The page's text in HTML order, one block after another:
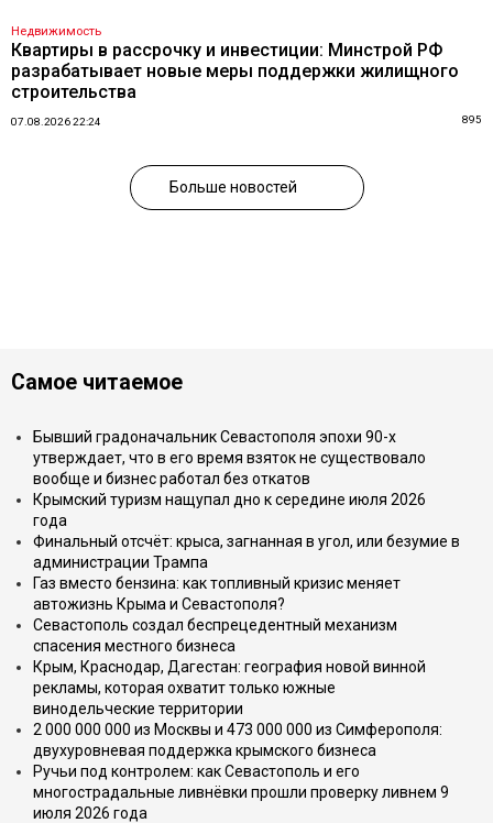
Недвижимость
Квартиры в рассрочку и инвестиции: Минстрой РФ
разрабатывает новые меры поддержки жилищного
строительства
07.08.2026 22:24 895
Больше новостей
Самое читаемое
Бывший градоначальник Севастополя эпохи 90-х
утверждает, что в его время взяток не существовало
вообще и бизнес работал без откатов
Крымский туризм нащупал дно к середине июля 2026
года
Финальный отсчёт: крыса, загнанная в угол, или безумие в
администрации Трампа
Газ вместо бензина: как топливный кризис меняет
автожизнь Крыма и Севастополя?
Севастополь создал беспрецедентный механизм
спасения местного бизнеса
Крым, Краснодар, Дагестан: география новой винной
рекламы, которая охватит только южные
винодельческие территории
2 000 000 000 из Москвы и 473 000 000 из Симферополя:
двухуровневая поддержка крымского бизнеса
Ручьи под контролем: как Севастополь и его
многострадальные ливнёвки прошли проверку ливнем 9
июля 2026 года